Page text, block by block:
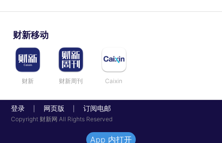
财新移动
财新 财新周刊 Caixin
登录 网页版 订阅电邮
Copyright 财新网 All Rights Reserved
App 内打开